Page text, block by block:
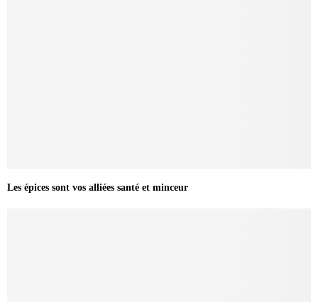
Les épices sont vos alliées santé et minceur